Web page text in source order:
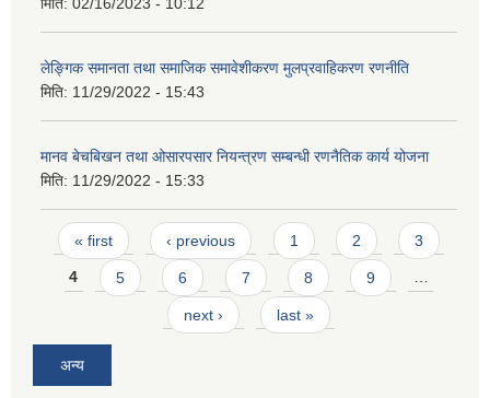
लेङ्गिक समानता तथा समाजिक समावेशीकरण मुलप्रवाहिकरण रणनीति
मिति: 11/29/2022 - 15:43
मानव बेचबिखन तथा ओसारपसार नियन्त्रण सम्बन्धी रणनैतिक कार्य योजना
मिति: 11/29/2022 - 15:33
Pages
« first ‹ previous 1 2 3
4 5 6 7 8 9 …
next › last »
अन्य